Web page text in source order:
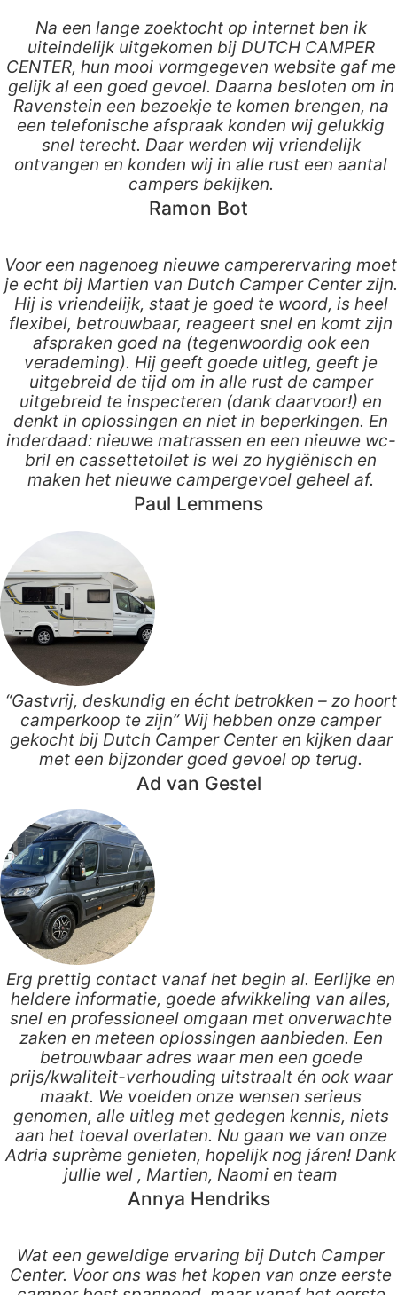
Na een lange zoektocht op internet ben ik
uiteindelijk uitgekomen bij DUTCH CAMPER
CENTER, hun mooi vormgegeven website gaf me
gelijk al een goed gevoel. Daarna besloten om in
Ravenstein een bezoekje te komen brengen, na
een telefonische afspraak konden wij gelukkig
snel terecht. Daar werden wij vriendelijk
ontvangen en konden wij in alle rust een aantal
campers bekijken.
Ramon Bot
Voor een nagenoeg nieuwe camperervaring moet
je echt bij Martien van Dutch Camper Center zijn.
Hij is vriendelijk, staat je goed te woord, is heel
flexibel, betrouwbaar, reageert snel en komt zijn
afspraken goed na (tegenwoordig ook een
verademing). Hij geeft goede uitleg, geeft je
uitgebreid de tijd om in alle rust de camper
uitgebreid te inspecteren (dank daarvoor!) en
denkt in oplossingen en niet in beperkingen. En
inderdaad: nieuwe matrassen en een nieuwe wc-
bril en cassettetoilet is wel zo hygiënisch en
maken het nieuwe campergevoel geheel af.
Paul Lemmens
“Gastvrij, deskundig en écht betrokken – zo hoort
camperkoop te zijn” Wij hebben onze camper
gekocht bij Dutch Camper Center en kijken daar
met een bijzonder goed gevoel op terug.
Ad van Gestel
Erg prettig contact vanaf het begin al. Eerlijke en
heldere informatie, goede afwikkeling van alles,
snel en professioneel omgaan met onverwachte
zaken en meteen oplossingen aanbieden. Een
betrouwbaar adres waar men een goede
prijs/kwaliteit-verhouding uitstraalt én ook waar
maakt. We voelden onze wensen serieus
genomen, alle uitleg met gedegen kennis, niets
aan het toeval overlaten. Nu gaan we van onze
Adria suprème genieten, hopelijk nog járen! Dank
jullie wel , Martien, Naomi en team
Annya Hendriks
Wat een geweldige ervaring bij Dutch Camper
Center. Voor ons was het kopen van onze eerste